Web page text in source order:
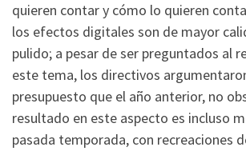
quieren contar y cómo lo quieren
los efectos digitales son de mayor
pulido; a pesar de ser preguntados al
este tema, los directivos
presupuesto que el año anterior, no
resultado en este aspecto es incluso
pasada temporada, con recreaciones